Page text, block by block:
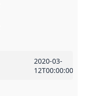
2020-03-
12T00:00:00Z